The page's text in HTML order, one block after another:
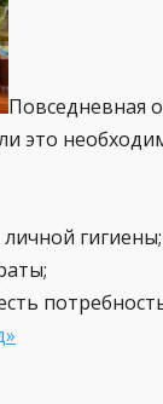
Повседневная
это
гигиены;